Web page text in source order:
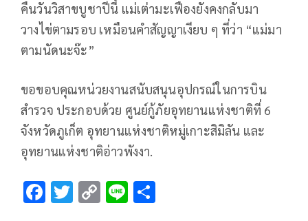
คืนวันวิสาขบูชาปีนี้ แม่เต่ามะเฟืองยังคงกลับมา
วางไข่ตามรอบ เหมือนคำสัญญาเงียบ ๆ ที่ว่า “แม่มา
ตามนัดนะจ๊ะ”
ขอขอบคุณหน่วยงานสนับสนุนอุปกรณ์ในการบิน
สำรวจ ประกอบด้วย ศูนย์กู้ภัยอุทยานแห่งชาติที่ 6
จังหวัดภูเก็ต อุทยานแห่งชาติหมู่เกาะสิมิลัน และ
อุทยานแห่งชาติอ่าวพังงา.
F T C Li